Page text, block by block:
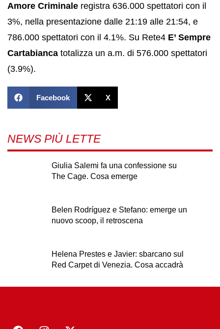
Amore Criminale registra 636.000 spettatori con il
3%, nella presentazione dalle 21:19 alle 21:54, e
786.000 spettatori con il 4.1%. Su Rete4 E’ Sempre
Cartabianca totalizza un a.m. di 576.000 spettatori
(3.9%).
Facebook X
NEWS PIÙ LETTE
Giulia Salemi fa una confessione su
The Cage. Cosa emerge
Belen Rodríguez e Stefano: emerge un
nuovo scoop, il retroscena
Helena Prestes e Javier: sbarcano sul
Red Carpet di Venezia. Cosa accadrà